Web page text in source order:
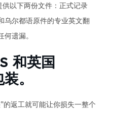
以下两份文件：正式记录
乌尔都语原件的专业英文翻
遗漏。
和英国
。
返工就可能让你损失一整个